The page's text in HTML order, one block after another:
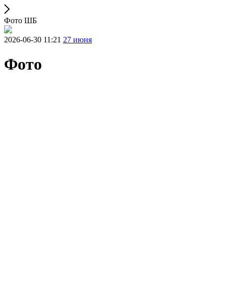
Фото ШБ
2026-06-30 11:21 27 июня
Фото